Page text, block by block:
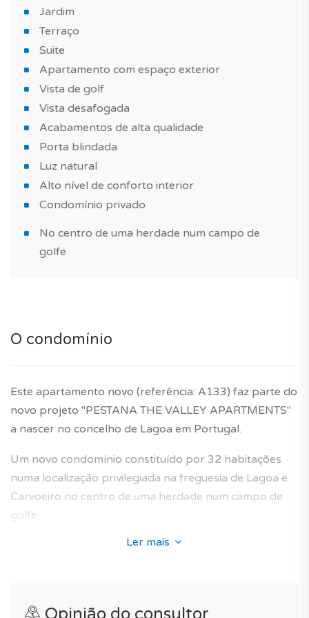
Quais são os outros pontos fortes deste imóvel?
Um apartamento de estilo contemporâneo, bem
equipado, com acabamentos de alta qualidade,
proveito de uma piscina no condomínio para passar
bons momentos com a família ou com amigos.
Este apartamento com espaço exterior é perfeito se
deseja comprar um imóvel novo para investimento
imobiliário, habitação principal ou uma casa de férias.
marcações de visita, contacte-nos.
*As características e imagens/fotos do apartamento
Garantia do construtor de 10 anos incluída.
Jardim
Terraço
Suite
Apartamento com espaço exterior
Vista de golf
Vista desafogada
Acabamentos de alta qualidade
Porta blindada
Luz natural
Alto nível de conforto interior
Condomínio privado
No centro de uma herdade num campo de
golfe
O condomínio
Este apartamento novo (referência: A133) faz parte do
novo projeto "PESTANA THE VALLEY APARTMENTS"
a nascer no concelho de Lagoa em Portugal.
Um novo condomínio constituído por 32 habitações
numa localização privilegiada na freguesia de Lagoa e
Carvoeiro no centro de uma herdade num campo de
golfe.
A sua arquitectura enquadra-se perfeitamente na área
Ler mais